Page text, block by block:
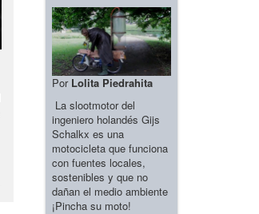
Por Lolita Piedrahita
La slootmotor del
ingeniero holandés Gijs
Schalkx es una
motocicleta que funciona
con fuentes locales,
sostenibles y que no
dañan el medio ambiente
¡Pincha su moto!